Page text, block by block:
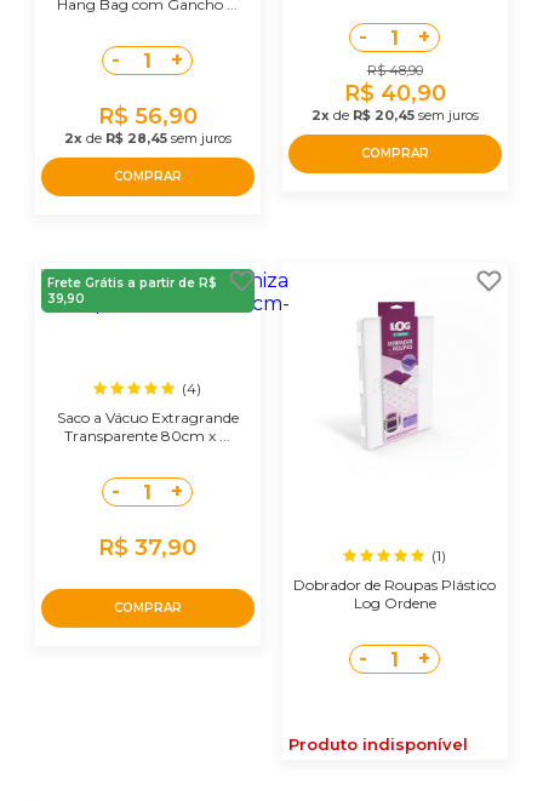
Hang Bag com Gancho ...
- 1 +
R$ 56,90
2xde R$ 28,45sem juros
COMPRAR
- 1 +
R$ 48,90
R$ 40,90
2xde R$ 20,45sem juros
COMPRAR
Frete Grátis a partir de R$
39,90
(4)
Saco a Vácuo Extragrande
Transparente 80cm x ...
- 1 +
R$ 37,90
COMPRAR
(1)
Dobrador de Roupas Plástico
Log Ordene
- 1 +
Produto indisponível